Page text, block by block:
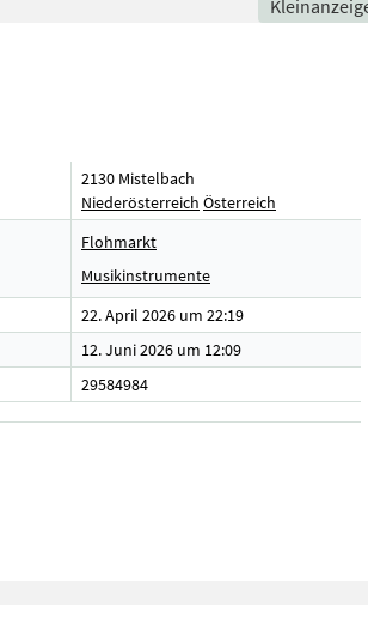
2130 Mistelbach
Niederösterreich Österreich
Flohmarkt
Musikinstrumente
22. April 2026 um 22:19
12. Juni 2026 um 12:09
29584984